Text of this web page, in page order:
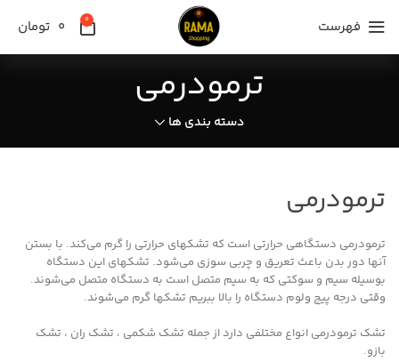
فهرست 0
0 تومان
ترمودرمی
دسته بندی ها
ترمودرمی
ترمودرمی دستگاهی حرارتی است که تشکهای حرارتی را گرم می‌کند. با بستن
آنها دور بدن باعث تعریق و چربی سوزی می‌شود. تشکهای این دستگاه
بوسیله سیم و سوکتی که به سیم متصل است به دستگاه متصل می‌شوند.
وقتی درجه پیج ولوم دستگاه را بالا ببریم تشکها گرم می‌شوند.
تشک ترمودرمی انواع مختلفی دارد از جمله تشک شکمی ، تشک ران ، تشک
بازو.